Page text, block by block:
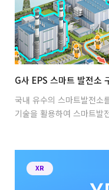
G사 EPS 스마트 발전소
국내 유수의 스마트발전
기술을 활용하여 스마트발
XR